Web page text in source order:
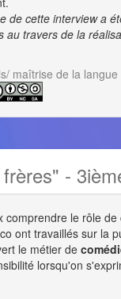
de cette interview a
au travers de la
maîtrise de la langue
-
comprendre le rôle
ont travaillés sur la
le métier de
lorsqu'on